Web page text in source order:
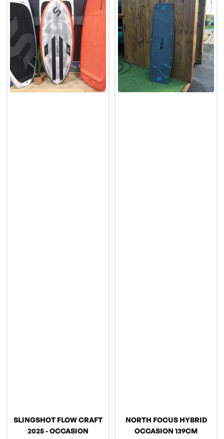
SLINGSHOT FLOW CRAFT
2025 - OCCASION
NORTH FOCUS HYBRID
OCCASION 139CM